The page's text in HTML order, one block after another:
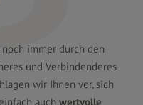
immer durch den
und Verbindenderes
wir Ihnen vor, sich
auchwertvolle